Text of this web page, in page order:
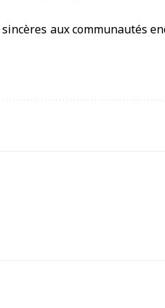
aux communautés